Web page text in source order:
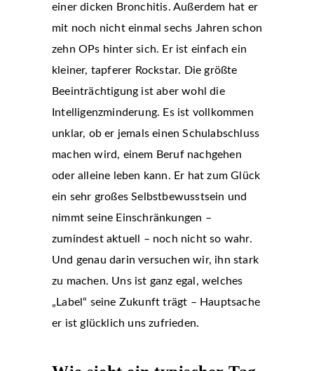
einer dicken Bronchitis. Außerdem hat er
mit noch nicht einmal sechs Jahren schon
zehn OPs hinter sich. Er ist einfach ein
kleiner, tapferer Rockstar. Die größte
Beeinträchtigung ist aber wohl die
Intelligenzminderung. Es ist vollkommen
unklar, ob er jemals einen Schulabschluss
machen wird, einem Beruf nachgehen
oder alleine leben kann. Er hat zum Glück
ein sehr großes Selbstbewusstsein und
nimmt seine Einschränkungen –
zumindest aktuell – noch nicht so wahr.
Und genau darin versuchen wir, ihn stark
zu machen. Uns ist ganz egal, welches
„Label“ seine Zukunft trägt – Hauptsache
er ist glücklich uns zufrieden.